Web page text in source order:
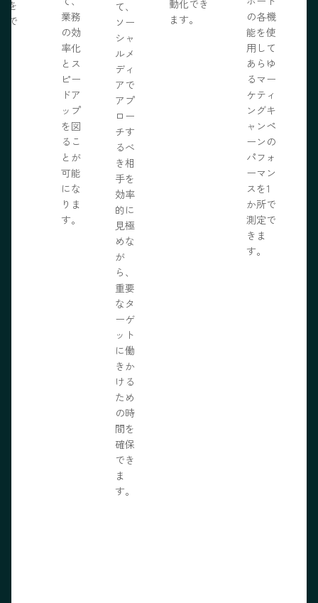
を
で
業務
の効
率化
とス
ピー
ドア
ップ
を図
るこ
とが
可能
にな
りま
す。
て、
ソー
シャ
ルメ
ディ
アで
アプ
ロー
チす
るべ
き相
手を
効率
的に
見極
めな
が
ら、
重要
なタ
ーゲ
ット
に働
きか
ける
ため
の時
間を
確保
でき
ま
す。
動化でき
ます。
の各機
能を使
用して
あらゆ
るマー
ケティ
ングキ
ャンペ
ーンの
パフォ
ーマン
スを1
か所で
測定で
きま
す。